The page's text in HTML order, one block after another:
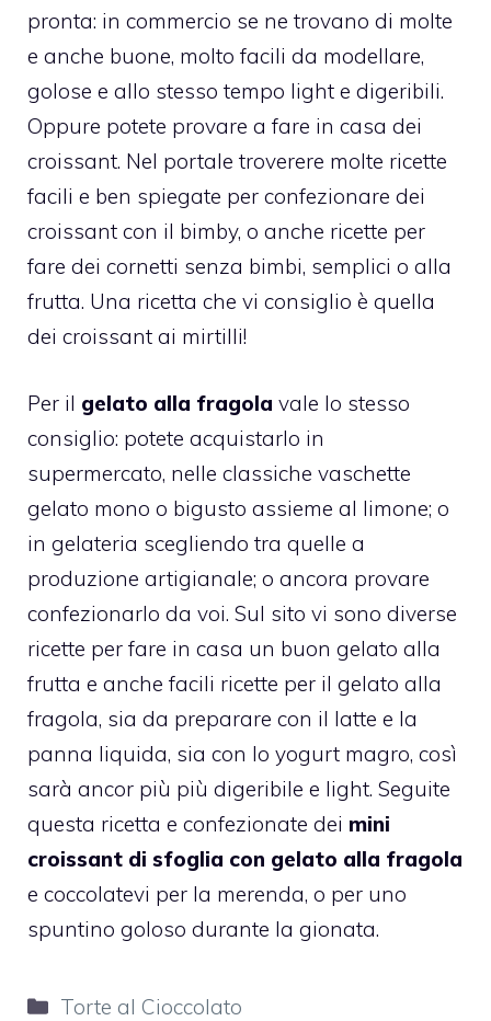
pronta: in commercio se ne trovano di molte
e anche buone, molto facili da modellare,
golose e allo stesso tempo light e digeribili.
Oppure potete provare a fare in casa dei
croissant. Nel portale troverere molte ricette
facili e ben spiegate per confezionare dei
croissant con il bimby, o anche ricette per
fare dei cornetti senza bimbi, semplici o alla
frutta. Una ricetta che vi consiglio è quella
dei croissant ai mirtilli!
Per il gelato alla fragola vale lo stesso
consiglio: potete acquistarlo in
supermercato, nelle classiche vaschette
gelato mono o bigusto assieme al limone; o
in gelateria scegliendo tra quelle a
produzione artigianale; o ancora provare
confezionarlo da voi. Sul sito vi sono diverse
ricette per fare in casa un buon gelato alla
frutta e anche facili ricette per il gelato alla
fragola, sia da preparare con il latte e la
panna liquida, sia con lo yogurt magro, così
sarà ancor più più digeribile e light. Seguite
questa ricetta e confezionate dei mini
croissant di sfoglia con gelato alla fragola
e coccolatevi per la merenda, o per uno
spuntino goloso durante la gionata.
Categorie
Torte al Cioccolato